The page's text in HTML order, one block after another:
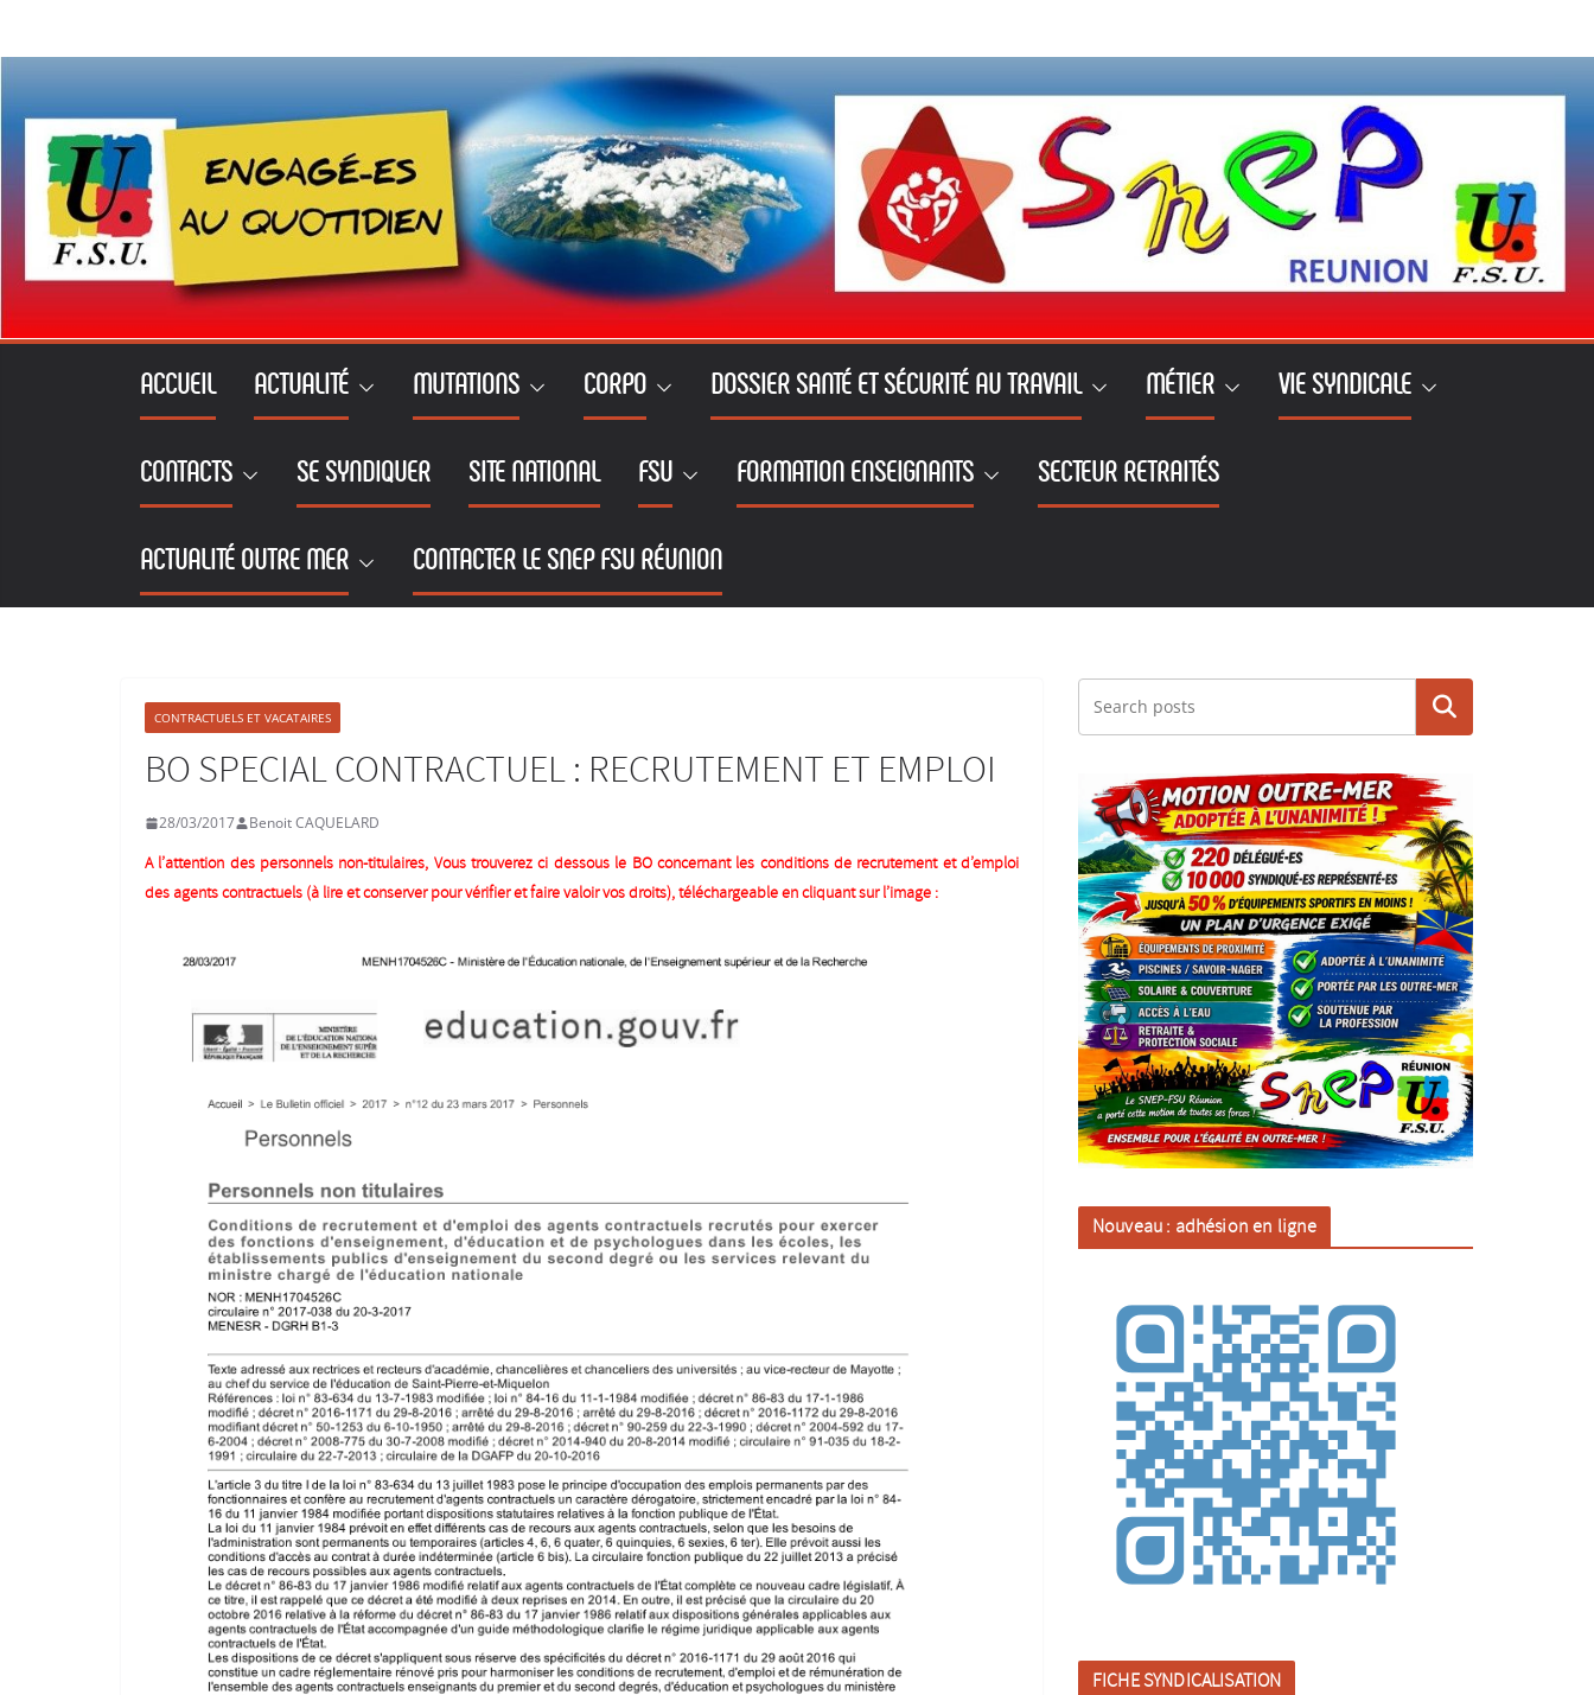
ACCUEIL ACTUALITÉ MUTATIONS CORPO DOSSIER SANTÉ ET SÉCURITÉ AU TRAVAIL MÉTIER VIE SYNDICALE
CONTACTS SE SYNDIQUER SITE NATIONAL FSU FORMATION ENSEIGNANTS SECTEUR RETRAITÉS
ACTUALITÉ OUTRE MER CONTACTER LE SNEP FSU RÉUNION
CONTRACTUELS ET VACATAIRES
BO SPECIAL CONTRACTUEL : RECRUTEMENT ET EMPLOI
28/03/2017 Benoit CAQUELARD
A l’attention des personnels non-titulaires, Vous trouverez ci dessous le BO concernant les conditions de recrutement et d’emploi
des agents contractuels (à lire et conserver pour vérifier et faire valoir vos droits), téléchargeable en cliquant sur l’image :
Rechercher
Nouveau : adhésion en ligne
FICHE SYNDICALISATION